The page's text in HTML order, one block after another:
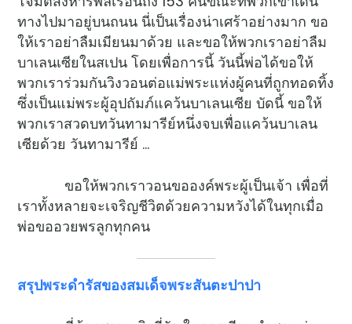
ทางไปมาอยู่บนถนน นี่เป็นเรื่องน่าเศร้าอย่างมาก ขอ
ให้เราอย่าลืมเมียนมาด้วย และขอให้พวกเราอย่าลืม
บาเลนเซียในสเปน โดยเพื่อการนี้ วันนี้พ่อได้ขอให้
พวกเราร่วมกันวิงวอนต่อแม่พระแห่งผู้คนที่ถูกทอดทิ้ง
ซึ่งเป็นแม่พระผู้อุปถัมภ์แคว้นบาเลนเซีย บัดนี้ ขอให้
พวกเราสวดบทวันทามารีย์หนึ่งจบเพื่อแคว้นบาเลน
เซียด้วย วันทามารีย์ …
ขอให้พวกเราวอนขอองค์พระผู้เป็นเจ้า เพื่อที่
เราทั้งหลายจะเจริญชีวิตด้วยความหวังได้ในทุกเมื่อ
พ่อขออวยพรลูกทุกคน
สรุปพระดำรัสของสมเด็จพระสันตะปาปา